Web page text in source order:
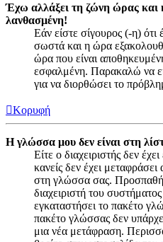
Έχω αλλάξει τη ζώνη ώρας και
λανθασμένη!
Εάν είστε σίγουρος (-η)
σωστά και η ώρα
ώρα που είναι
εσφαλμένη. Παρακαλώ να
για να διορθώσει το
Κορυφή
Η γλώσσα μου δεν είναι στη
Είτε ο διαχειριστής δεν
κανείς δεν έχει
στη γλώσσα σας.
διαχειριστή του
εγκαταστήσει το πακέτο
πακέτο γλώσσας δεν
μια νέα μετάφραση.